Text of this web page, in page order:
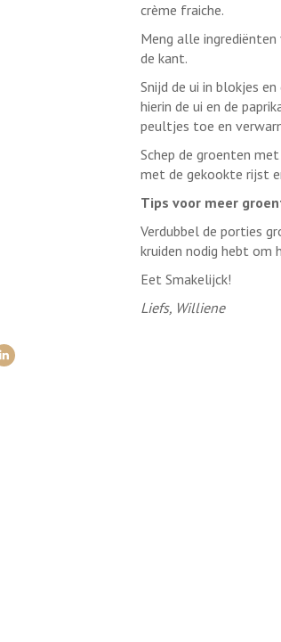
crème fraiche.
Meng alle
de kant.
Snijd de ui in blokjes
hierin de ui en de
peultjes toe en
Schep de groenten
met de gekookte rijst
Tips voor meer
Verdubbel de porties
kruiden nodig hebt om
Eet Smakelijck!
Liefs, Williene